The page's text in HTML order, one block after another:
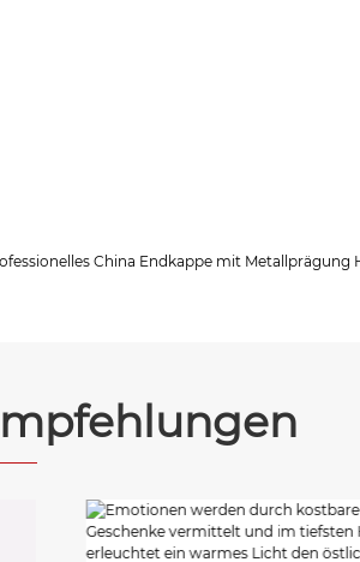
China Endkappe mit